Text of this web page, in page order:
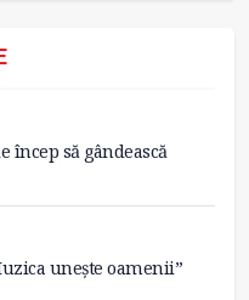
încep să gândească
unește oamenii”